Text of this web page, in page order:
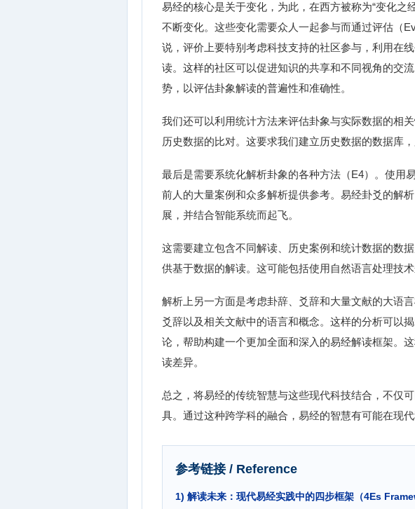
易经的核心是关于变化，为此，在西方被称为“变化
不断变化。这些变化需要众人一起参与而通过评估（
说，评价上要特别考虑科技支持的社区参与，利用在
读。这样的社区可以促进知识的共享和不同视角的交
势，以评估卦象解读的普遍性和准确性。
我们还可以利用统计方法来评估卦象与实际数据的相
历史数据的比对。这要求我们建立历史数据的数据库
最后是需要系统化解析卦象的各种方法（E4）。使用
前人的大量案例和众多解析提供参考。易经卦爻的解
展，并结合智能系统而起飞。
这需要建立包含不同解读、历史案例和统计数据的数
供基于数据的解读。这可能包括使用自然语言处理技
解析上另一方面是考虑卦辞、爻辞和大量文献的大语
爻辞以及相关文献中的语言和概念。这样的分析可以
论，帮助构建一个更加全面和深入的易经解读框架。
读差异。
总之，将易经的传统智慧与这些现代科技结合，不仅
具。通过这种跨学科的融合，易经的智慧有可能在现
参考链接 / Reference
1) 解读未来：现代易经实践中的四步框架（4Es